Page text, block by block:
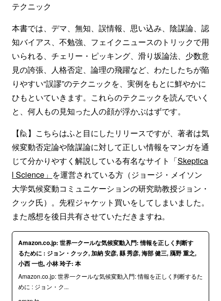
テクニック
本書では、デマ、無知、誤情報、思い込み、陰謀論、認
知バイアス、不勉強、フェイクニュースのトリックで用
いられる、チェリー・ピッキング、滑り坂論法、少数意
見の誇張、人格否定、論理の飛躍など、わたしたちが陥
りやすい“誤謬”のテクニックを、実例をもとに鮮やかに
ひもといていきます。これらのテクニックを読んでいく
と、何人もの見知った人の顔が浮かぶはずです。
【🙋】こちらはふと目にしたリリースですが、著者は気
候変動否定論や陰謀論に対して正しい情報をマンガを通
じて分かりやすく解説している有名なサイト「Skeptica
l Science」 を運営されている方（ジョージ・メイソン
大学気候変動コミュニケーションの研究助教授ジョン・
クック氏）。先程ジャケット買いをしてしまいました。
また感想を後日共有させていただきますね。
Amazon.co.jp: 世界一クールな気候変動入門: 情報を正しく判断す
るために : ジョン・クック, 加納 安彦, 縣 秀彦, 海部 健三, 鴈野 重之,
小西 一也, 小林 玲子: 本
Amazon.co.jp: 世界一クールな気候変動入門: 情報を正しく判断するた
めに : ジョン・ク...